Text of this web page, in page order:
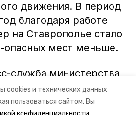
cookies и технических данных
пользоваться сайтом, Вы
конфиденциальности
движения. В период
благодаря работе
на Ставрополье стало
опасных мест меньше.
служба министерства
и связи
края